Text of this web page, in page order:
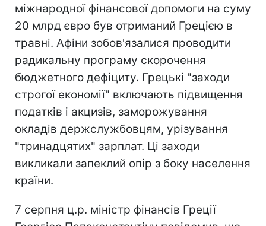
міжнародної фінансової допомоги на суму
20 млрд євро був отриманий Грецією в
травні. Афіни зобов'язалися проводити
радикальну програму скорочення
бюджетного дефіциту. Грецькі "заходи
строгої економії" включають підвищення
податків і акцизів, заморожування
окладів держслужбовцям, урізування
"тринадцятих" зарплат. Ці заходи
викликали запеклий опір з боку населення
країни.
7 серпня ц.р. міністр фінансів Греції